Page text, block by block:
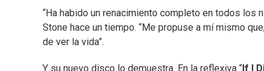
“Ha habido un renacimiento completo en todos los
Stone hace un tiempo. “Me propuse a mí mismo
de ver la vida”.
Y su nuevo disco lo demuestra. En la reflexiva “ If I